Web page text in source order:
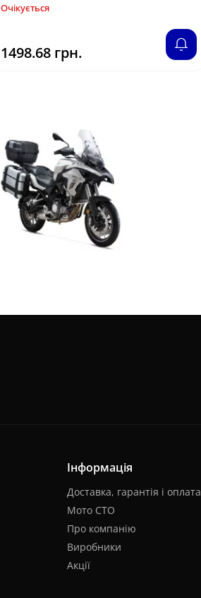
Очікується
1498.68 грн.
Інформація
Доставка, гарантія і оплата
Мото СТО
Про компанію
Виробники
Акції